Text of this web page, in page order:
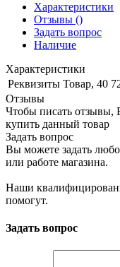
Характеристики
Отзывы ()
Задать вопрос
Наличие
Характеристики
Реквизиты Товар, 40
Отзывы
Чтобы писать отзывы,
купить данный товар
Задать вопрос
Вы можете задать
или работе магазина.
Наши
помогут.
Задать вопрос